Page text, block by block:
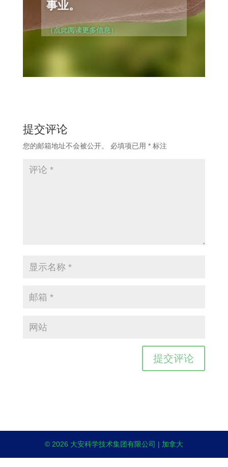
事业。
（点此阅读更多信息）
提交评论
您的邮箱地址不会被公开。 必填项已用 *标注
© 2026 大安科学技术集团有限公司 | 加拿大